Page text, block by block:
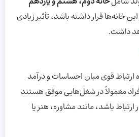
خانه‌ها قرار داشته باشد، تأثیر زیادی
داشت.
قوی میان احساسات و درآمد
معمولاً در شغل‌هایی موفق هستند
باشد، مانند مشاوره، هنر یا